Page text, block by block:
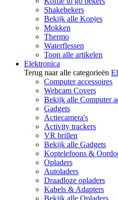
Shakebekers
Bekijk alle Kopjes
Mokken
Thermo
Waterflessen
Toon alle artikelen
Elektronica
Terug naar alle categorieën
Computer accessoires
Webcam Covers
Bekijk alle Computer
Gadgets
Actiecamera's
Activity trackers
VR brillen
Bekijk alle Gadgets
Koptelefoons &
Opladers
Autoladers
Draadloze opladers
Kabels & Adapters
Bekijk alle Opladers